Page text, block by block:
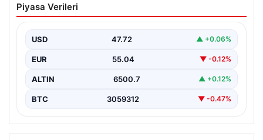
Galatasaraylı taraftarı pişman ettiler!
Piyasa Verileri
USD 47.72 ▲ +0.06%
EUR 55.04 ▼ -0.12%
ALTIN 6500.7 ▲ +0.12%
BTC 3059312 ▼ -0.47%